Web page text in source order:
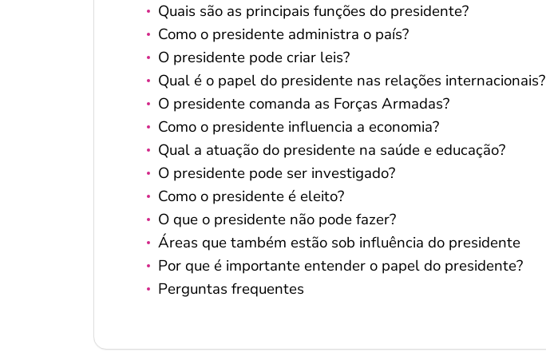
Quais são as principais funções do presidente?
Como o presidente administra o país?
O presidente pode criar leis?
Qual é o papel do presidente nas relações internacionais?
O presidente comanda as Forças Armadas?
Como o presidente influencia a economia?
Qual a atuação do presidente na saúde e educação?
O presidente pode ser investigado?
Como o presidente é eleito?
O que o presidente não pode fazer?
Áreas que também estão sob influência do presidente
Por que é importante entender o papel do presidente?
Perguntas frequentes